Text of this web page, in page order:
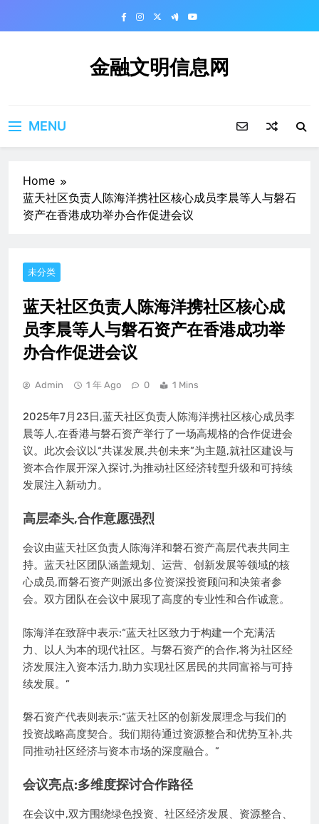
金融文明信息网
MENU
Home
蓝天社区负责人陈海洋携社区核心成员李晨等人与磐石
资产在香港成功举办合作促进会议
未分类
蓝天社区负责人陈海洋携社区核心成
员李晨等人与磐石资产在香港成功举
办合作促进会议
Admin 1 年 Ago 0 1 Mins
2025年7月23日,蓝天社区负责人陈海洋携社区核心成员李
晨等人,在香港与磐石资产举行了一场高规格的合作促进会
议。此次会议以“共谋发展,共创未来”为主题,就社区建设与
资本合作展开深入探讨,为推动社区经济转型升级和可持续
发展注入新动力。
高层牵头,合作意愿强烈
会议由蓝天社区负责人陈海洋和磐石资产高层代表共同主
持。蓝天社区团队涵盖规划、运营、创新发展等领域的核
心成员,而磐石资产则派出多位资深投资顾问和决策者参
会。双方团队在会议中展现了高度的专业性和合作诚意。
陈海洋在致辞中表示:“蓝天社区致力于构建一个充满活
力、以人为本的现代社区。与磐石资产的合作,将为社区经
济发展注入资本活力,助力实现社区居民的共同富裕与可持
续发展。”
磐石资产代表则表示:“蓝天社区的创新发展理念与我们的
投资战略高度契合。我们期待通过资源整合和优势互补,共
同推动社区经济与资本市场的深度融合。”
会议亮点:多维度探讨合作路径
在会议中,双方围绕绿色投资、社区经济发展、资源整合、